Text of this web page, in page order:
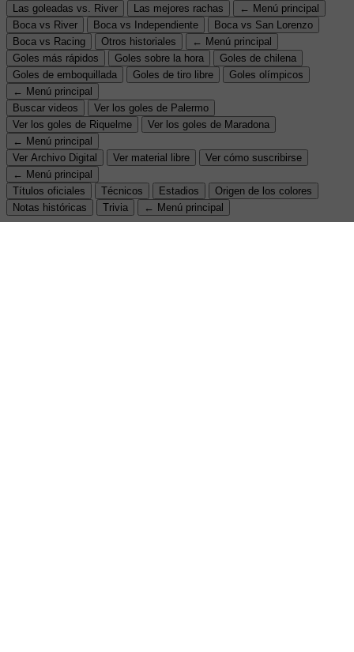
Las goleadas vs. River
Las mejores rachas
← Menú principal
Boca vs River
Boca vs Independiente
Boca vs San Lorenzo
Boca vs Racing
Otros historiales
← Menú principal
Goles más rápidos
Goles sobre la hora
Goles de chilena
Goles de emboquillada
Goles de tiro libre
Goles olímpicos
← Menú principal
Buscar videos
Ver los goles de Palermo
Ver los goles de Riquelme
Ver los goles de Maradona
← Menú principal
Ver Archivo Digital
Ver material libre
Ver cómo suscribirse
← Menú principal
Títulos oficiales
Técnicos Estadios
Origen de los colores
Notas históricas
Trivia ← Menú principal